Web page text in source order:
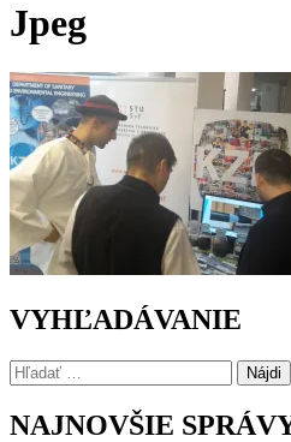
Jpeg
VYHĽADÁVANIE
Hľadať:
NAJNOVŠIE